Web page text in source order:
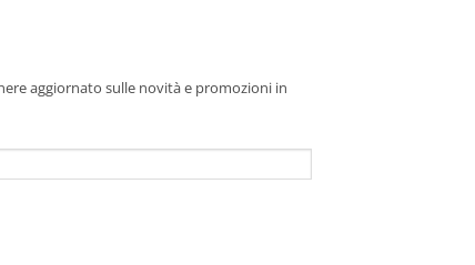
aggiornato sulle novità e promozioni in